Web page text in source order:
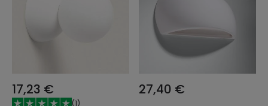
17,23 €
(1)
27,40 €